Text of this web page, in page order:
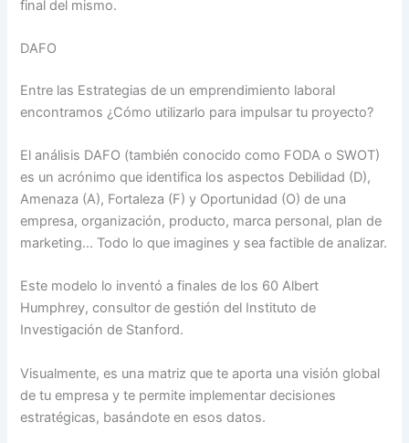
final del mismo.
DAFO
Entre las Estrategias de un emprendimiento laboral
encontramos ¿Cómo utilizarlo para impulsar tu proyecto?
El análisis DAFO (también conocido como FODA o SWOT)
es un acrónimo que identifica los aspectos Debilidad (D),
Amenaza (A), Fortaleza (F) y Oportunidad (O) de una
empresa, organización, producto, marca personal, plan de
marketing… Todo lo que imagines y sea factible de analizar.
Este modelo lo inventó a finales de los 60 Albert
Humphrey, consultor de gestión del Instituto de
Investigación de Stanford.
Visualmente, es una matriz que te aporta una visión global
de tu empresa y te permite implementar decisiones
estratégicas, basándote en esos datos.